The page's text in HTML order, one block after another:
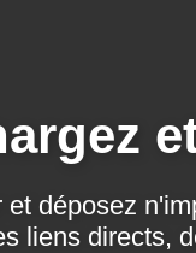
et déposez
liens directs,